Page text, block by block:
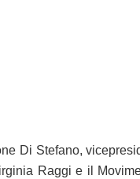
Di Stefano,
Raggi e il